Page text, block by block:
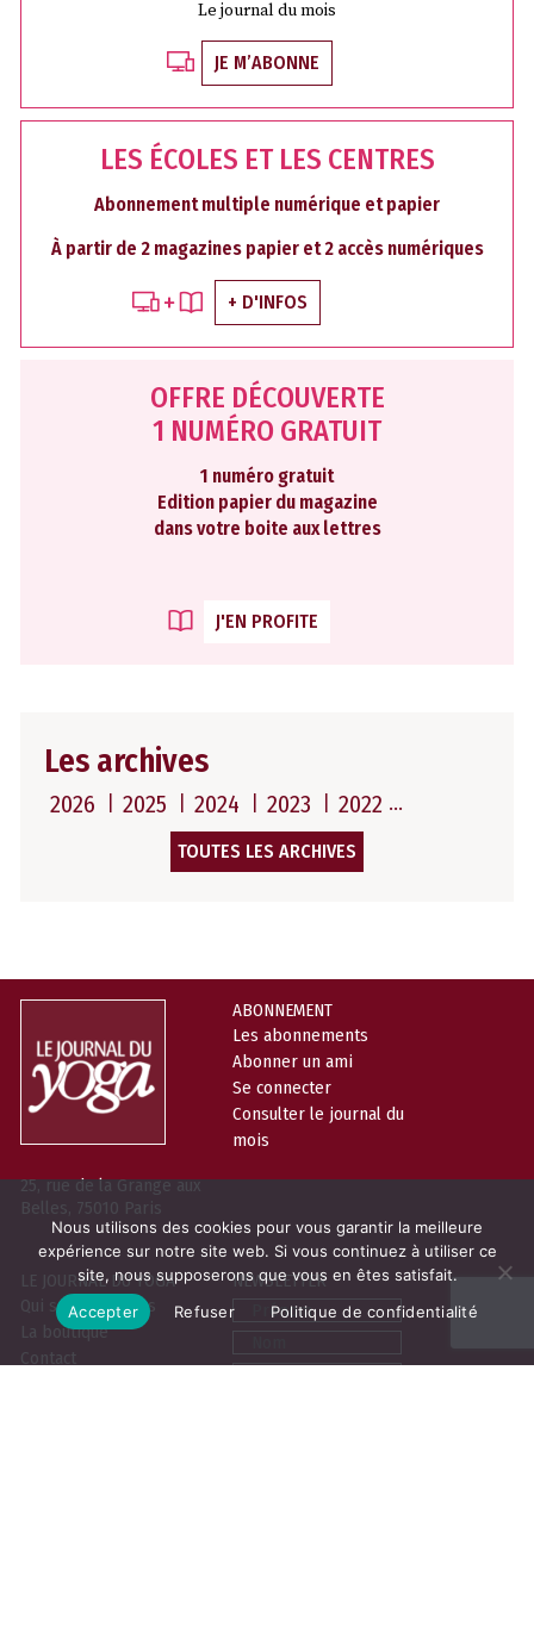
Le journal du mois
JE M’ABONNE
LES ÉCOLES ET LES CENTRES
Abonnement multiple numérique et papier
À partir de 2 magazines papier et 2 accès numériques
+ D'INFOS
OFFRE DÉCOUVERTE
1 NUMÉRO GRATUIT
1 numéro gratuit
Edition papier du magazine
dans votre boite aux lettres
J'EN PROFITE
Les archives
2026 2025 2024 2023 2022
TOUTES LES ARCHIVES
25, rue de la Grange aux
Belles, 75010 Paris
ABONNEMENT
Les abonnements
Abonner un ami
Se connecter
Consulter le journal du
mois
LE JOURNAL DU YOGA
Qui sommes-nous
La boutique
Contact
NEWSLETTER
Prénom
Nom
Email
Nous utilisons des cookies pour vous garantir la meilleure
expérience sur notre site web. Si vous continuez à utiliser ce
site, nous supposerons que vous en êtes satisfait.
Accepter
Refuser Politique de confidentialité